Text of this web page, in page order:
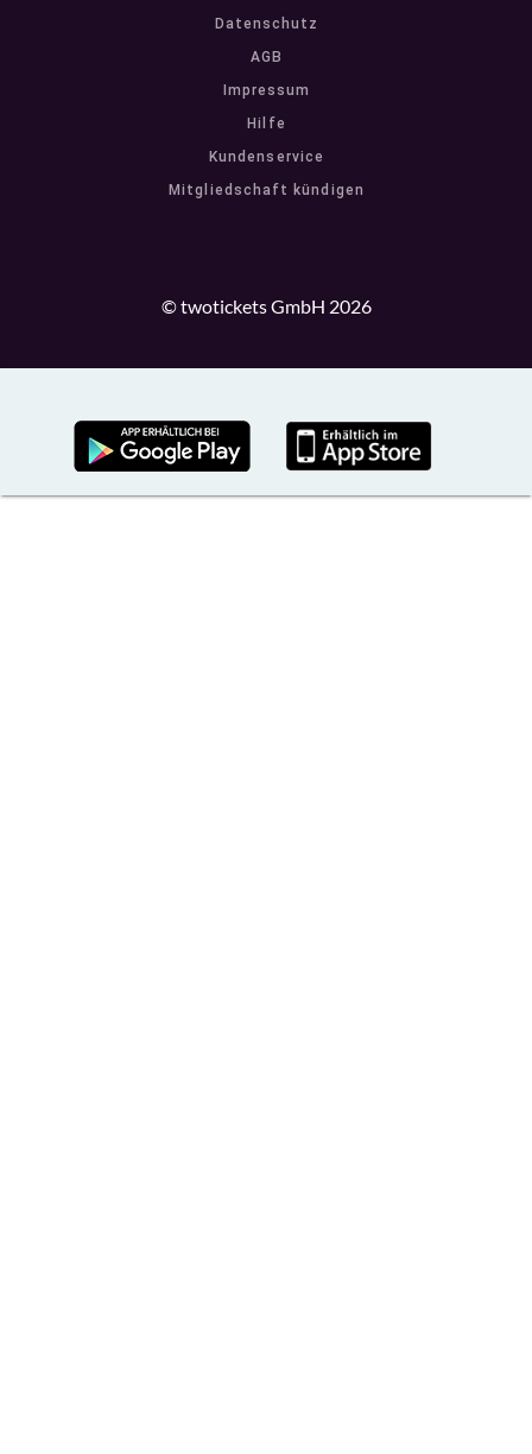
Datenschutz
AGB
Impressum
Hilfe
Kundenservice
Mitgliedschaft kündigen
© twotickets GmbH 2026